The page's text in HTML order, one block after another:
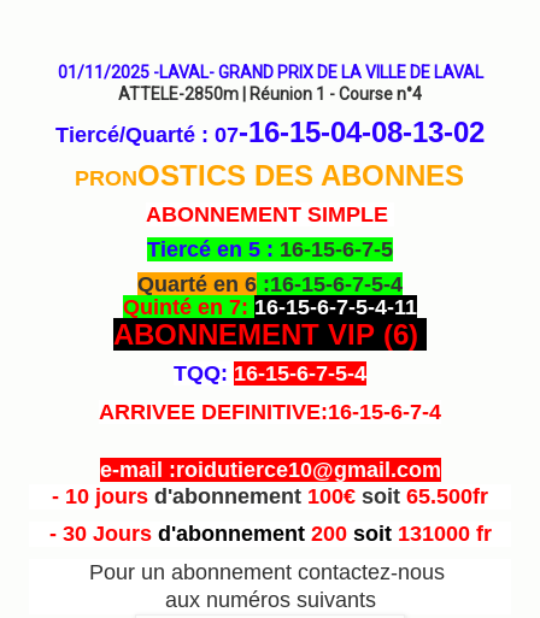
01/11/2025 -LAVAL- GRAND PRIX DE LA VILLE DE LAVAL
ATTELE-2850m | Réunion 1 - Course n°4
Tiercé/Quarté : 07-16-15-04-08-13-02
PRONOSTICS DES ABONNES
ABONNEMENT SIMPLE
Tiercé en 5 : 16-15-6-7-5
Quarté en 6 :16-15-6-7-5-4
Quinté en 7: 16-15-6-7-5-4-11
ABONNEMENT VIP (6)
TQQ: 16-15-6-7-5-4
ARRIVEE DEFINITIVE:16-15-6-7-4
e-mail :roidutierce10@gmail.com
- 10 jours d'abonnement 100€ soit 65.500fr
- 30 Jours d'abonnement200 soit131000 fr
Pour un abonnement contactez-nous
aux numéros suivants